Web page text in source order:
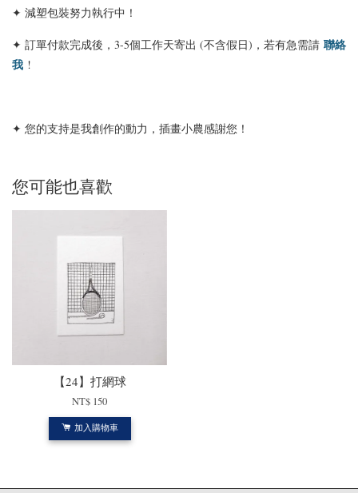
✦ 減塑包裝努力執行中！
✦ 訂單付款完成後，3-5個工作天寄出 (不含假日)，若有急需請 聯絡
我 !
✦ 您的支持是我創作的動力，插畫小農感謝您！
您可能也喜歡
【24】打網球
NT$ 150
加入購物車